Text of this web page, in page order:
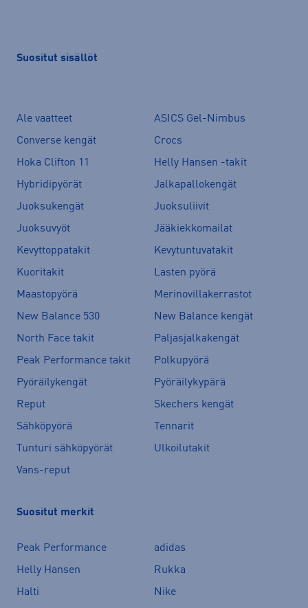
Suositut sisällöt
Ale vaatteet
ASICS Gel-Nimbus
Converse kengät
Crocs
Hoka Clifton 11
Helly Hansen -takit
Hybridipyörät
Jalkapallokengät
Juoksukengät
Juoksuliivit
Juoksuvyöt
Jääkiekkomailat
Kevyttoppatakit
Kevytuntuvatakit
Kuoritakit
Lasten pyörä
Maastopyörä
Merinovillakerrastot
New Balance 530
New Balance kengät
North Face takit
Paljasjalkakengät
Peak Performance takit
Polkupyörä
Pyöräilykengät
Pyöräilykypärä
Reput
Skechers kengät
Sähköpyörä
Tennarit
Tunturi sähköpyörät
Ulkoilutakit
Vans-reput
Suositut merkit
Peak Performance
adidas
Helly Hansen
Rukka
Halti
Nike